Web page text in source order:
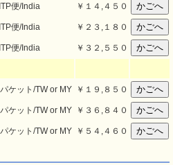
ITP便/India ￥ １４,４５０
ITP便/India ￥ ２３,１８０
ITP便/India ￥ ３２,５５０
ケット/TW or MY ￥ １９,８５０
ケット/TW or MY ￥ ３６,８４０
ケット/TW or MY ￥ ５４,４６０